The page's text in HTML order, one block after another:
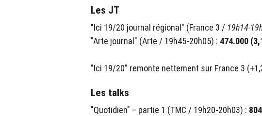
Les JT
"Ici 19/20 journal régional" (France 3 / 19h14-
"Arte journal" (Arte / 19h45-20h05) : 474.000
"Ici 19/20" remonte nettement sur France 3
Les talks
"Quotidien" – partie 1 (TMC / 19h20-20h03) :